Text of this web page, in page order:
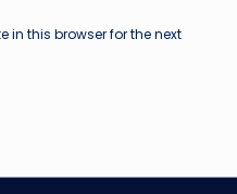
in this browser for the next